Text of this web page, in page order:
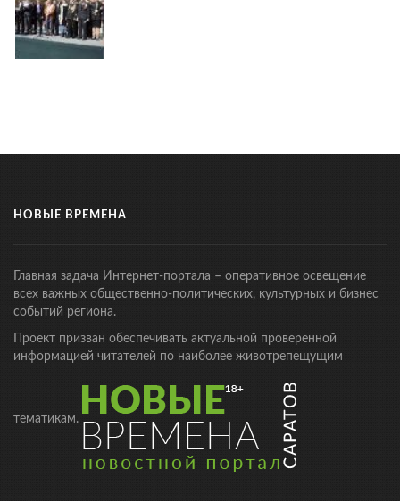
НОВЫЕ ВРЕМЕНА
Главная задача Интернет-портала – оперативное освещение
всех важных общественно-политических, культурных и бизнес
событий региона.
Проект призван обеспечивать актуальной проверенной
информацией читателей по наиболее животрепещущим
тематикам.